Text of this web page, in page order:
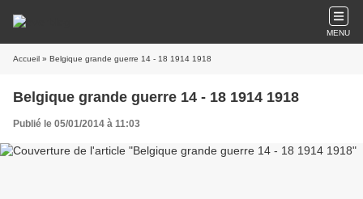
MENU
Accueil » Belgique grande guerre 14 - 18 1914 1918
Belgique grande guerre 14 - 18 1914 1918
Publié le 05/01/2014 à 11:03